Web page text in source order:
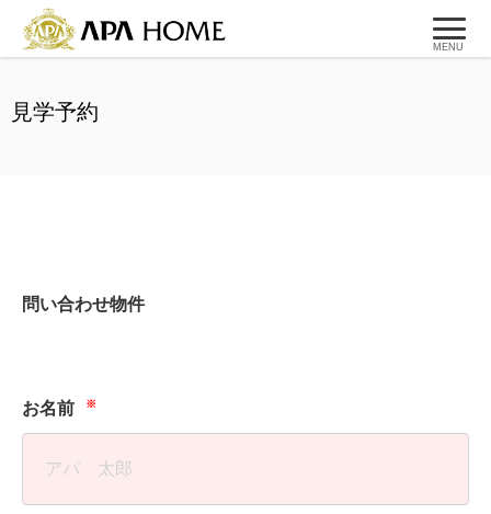
MENU
見学予約
問い合わせ物件
お名前 ※